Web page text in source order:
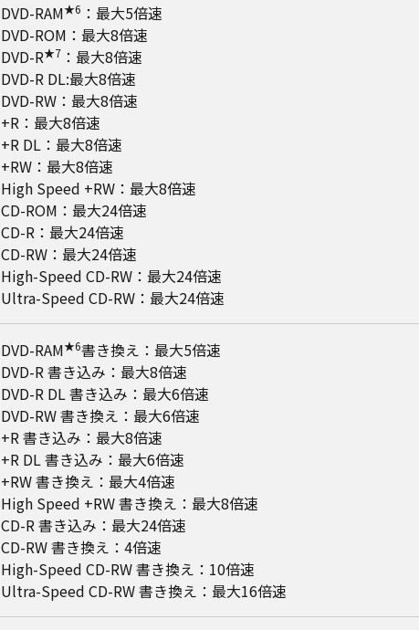
DVD-RAM★6 ：最大5倍速
DVD-ROM：最大8倍速
DVD-R★7 ：最大8倍速
DVD-R DL:最大8倍速
DVD-RW：最大8倍速
+R：最大8倍速
+R DL：最大8倍速
+RW：最大8倍速
High Speed +RW：最大8倍速
CD-ROM：最大24倍速
CD-R：最大24倍速
CD-RW：最大24倍速
High-Speed CD-RW：最大24倍速
Ultra-Speed CD-RW：最大24倍速
DVD-RAM★6書き換え：最大5倍速
DVD-R 書き込み：最大8倍速
DVD-R DL 書き込み：最大6倍速
DVD-RW 書き換え：最大6倍速
+R 書き込み：最大8倍速
+R DL 書き込み：最大6倍速
+RW 書き換え：最大4倍速
High Speed +RW 書き換え：最大8倍速
CD-R 書き込み：最大24倍速
CD-RW 書き換え：4倍速
High-Speed CD-RW 書き換え：10倍速
Ultra-Speed CD-RW 書き換え：最大16倍速